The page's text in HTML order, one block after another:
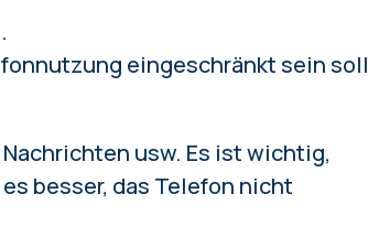
eingeschränkt sein soll
usw. Es ist wichtig,
besser, das Telefon nicht